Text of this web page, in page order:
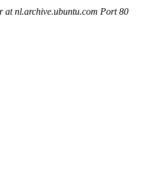
at nl.archive.ubuntu.com Port 80